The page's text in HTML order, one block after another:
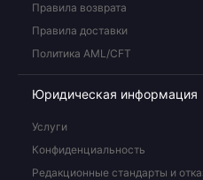
Правила возврата
Правила доставки
Политика AML/CFT
Юридическая информация
Услуги
Конфиденциальность
Редакционные стандарты и